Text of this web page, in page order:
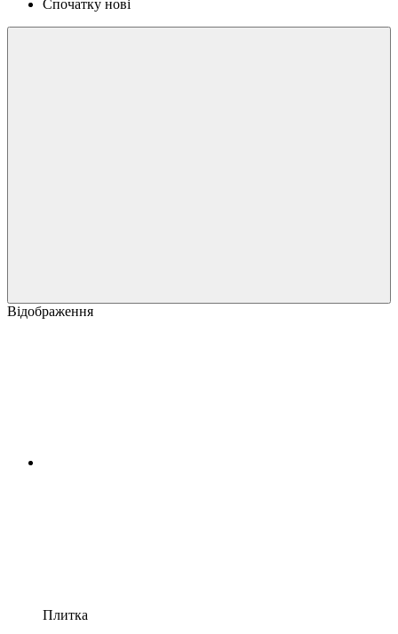
Спочатку нові
Відображення
Плитка